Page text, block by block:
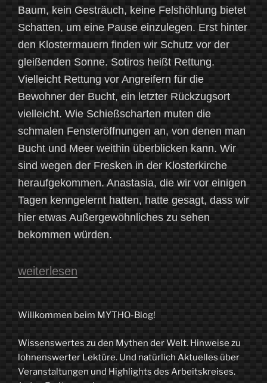
Baum, kein Gesträuch, keine Felshöhlung bietet
Schatten, um eine Pause einzulegen. Erst hinter
den Klostermauern finden wir Schutz vor der
gleißenden Sonne. Sotiros heißt Rettung.
Vielleicht Rettung vor Angreifern für die
Bewohner der Bucht, ein letzter Rückzugsort
vielleicht. Wie Schießscharten muten die
schmalen Fensteröffnungen an, von denen man
Bucht und Meer weithin überblicken kann. Wir
sind wegen der Fresken in der Klosterkirche
heraufgekommen. Anastasia, die wir vor einigen
Tagen kenngelernt hatten, hatte gesagt, dass wir
hier etwas Außergewöhnliches zu sehen
bekommen würden.
„Zum
der
Eine
Reise
weiterlesen
Willkommen beim MYTHO-Blog!
Wissenswertes zu den Mythen der Welt. Hinweise zu
lohnenswerter Lektüre. Und natürlich Aktuelles über
Veranstaltungen und Highlights des Arbeitskreises.